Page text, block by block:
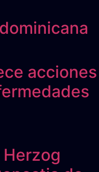
acciones